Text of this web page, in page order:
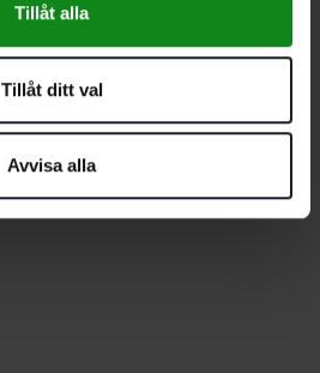
Tillåt alla
Tillåt ditt val
Avvisa alla